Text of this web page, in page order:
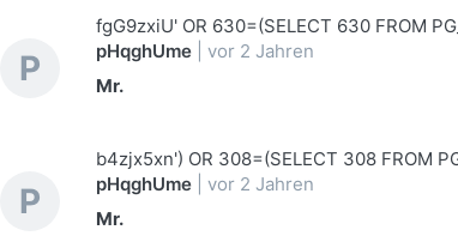
fgG9zxiU' OR 630=(SELECT 630 FROM
P pHqghUme
vor 2 Jahren
Mr.
b4zjx5xn') OR 308=(SELECT 308 FROM
P pHqghUme
vor 2 Jahren
Mr.